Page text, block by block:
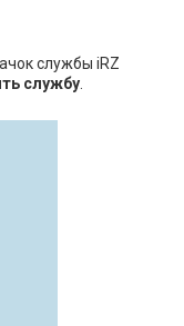
службы iRZ
службу